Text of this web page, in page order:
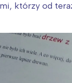
którzy od